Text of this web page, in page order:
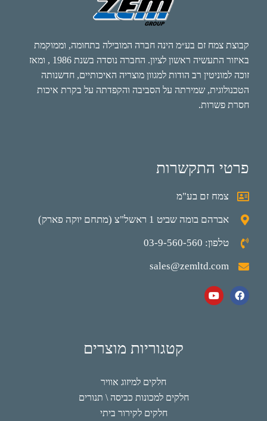
קבוצת צמח זם בע״מ הינה חברה המובילה בתחומה, וממוקמת
באיזור התעשיה ראשון לציון. החברה נוסדה בשנת 1986 , ומאז
זוכה למוניטין רב הודות למגוון מוצריה האיכותיים, חדשנותה
הטכנולוגית, שמירתה על הסביבה והקפדתה על בקרת איכות
חסרת פשרות.
פרטי התקשרות
צמח זם בע"מ
אברהם בומה שביט 1 ראשל"צ (מתחם יוקה פארק)
טלפון: 03-9-560-560
sales@zemltd.com
קטגוריות מוצרים
חלקים למיזוג אוויר
חלקים למכונות כביסה \ תנורים
חלקים לקירור ביתי